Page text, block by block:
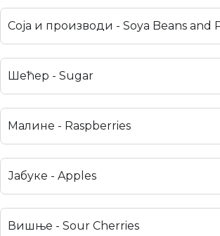
Соја и производи - Soya Beans and
Шећер - Sugar
Малине - Raspberries
Јабуке - Apples
Вишње - Sour Cherries